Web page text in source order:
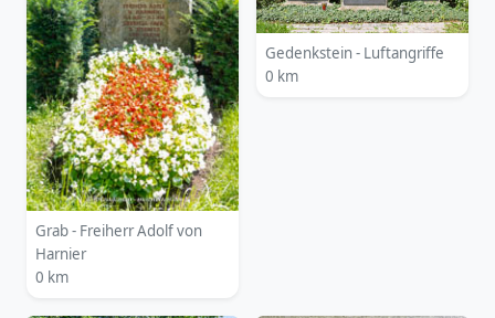
Grab - Freiherr Adolf von
Harnier
0 km
Gedenkstein - Luftangriffe
0 km